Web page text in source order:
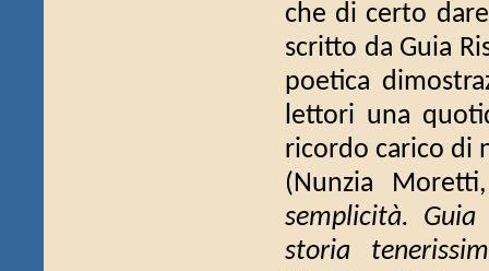
che di certo
scritto da Guia
poetica
lettori una
ricordo carico di
(Nunzia
semplicità.
storia